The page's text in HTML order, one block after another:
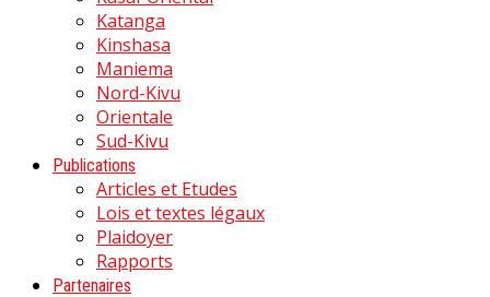
Katanga
Kinshasa
Maniema
Nord-Kivu
Orientale
Sud-Kivu
Publications
Articles et Etudes
Lois et textes légaux
Plaidoyer
Rapports
Partenaires